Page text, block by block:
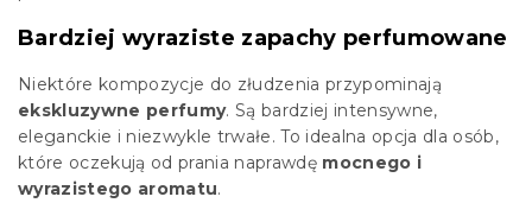
Bardziej wyraziste zapachy perfumowane
Niektóre kompozycje do złudzenia przypominają
ekskluzywne perfumy. Są bardziej intensywne,
eleganckie i niezwykle trwałe. To idealna opcja dla osób,
które oczekują od prania naprawdę mocnego i
wyrazistego aromatu.